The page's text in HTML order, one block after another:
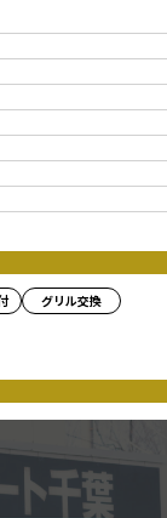
グリル交換